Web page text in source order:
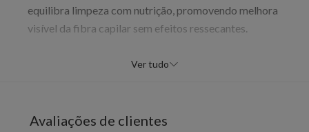
equilibra limpeza com nutrição, promovendo melhora
visível da fibra capilar sem efeitos ressecantes.
Fios com aparência mais saudável
Ver tudo
Avaliações de clientes